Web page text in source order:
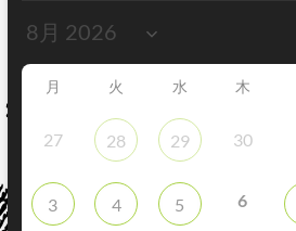
月 火 水 木
27 28 29 30
3 4 5 6